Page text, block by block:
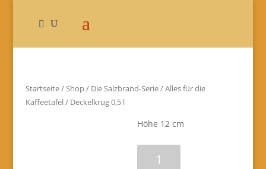
Startseite/Shop/ Die Salzbrand-Serie/Alles für die
Kaffeetafel/ Deckelkrug 0,5 l
Höhe 12 cm